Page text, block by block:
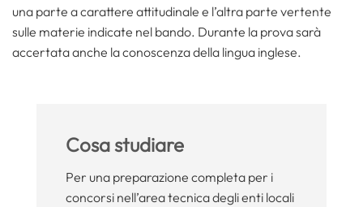
una parte a carattere attitudinale e l’altra parte vertente
sulle materie indicate nel bando. Durante la prova sarà
accertata anche la conoscenza della lingua inglese.
Cosa studiare
Per una preparazione completa per i
concorsi nell’area tecnica degli enti locali